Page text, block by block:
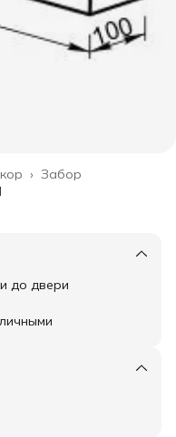
Забор
›
до двери